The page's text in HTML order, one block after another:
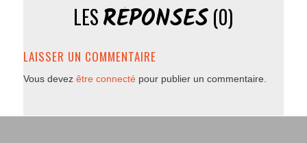
LESRÉPONSES(0)
LAISSER UN COMMENTAIRE
Vous devez être connectépour publier un commentaire.